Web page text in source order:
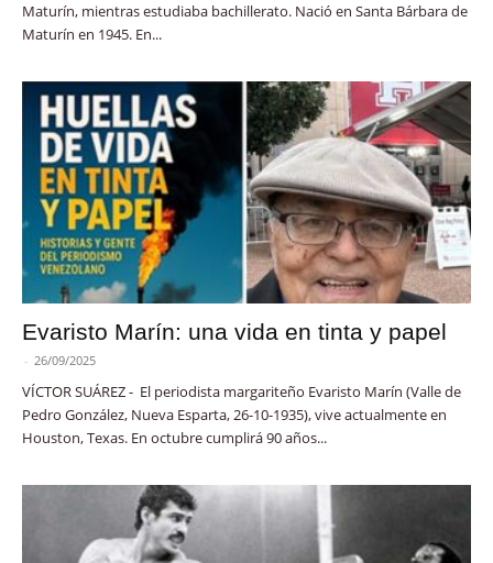
Maturín, mientras estudiaba bachillerato. Nació en Santa Bárbara de
Maturín en 1945. En...
Evaristo Marín: una vida en tinta y papel
- 26/09/2025
VÍCTOR SUÁREZ - El periodista margariteño Evaristo Marín (Valle de
Pedro González, Nueva Esparta, 26-10-1935), vive actualmente en
Houston, Texas. En octubre cumplirá 90 años...